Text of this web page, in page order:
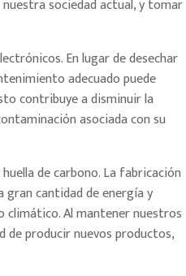
sociedad actual, y tomar
En lugar de desechar
adecuado puede
contribuye a disminuir la
asociada con su
de carbono. La fabricación
cantidad de energía y
climático. Al mantener nuestros
de producir nuevos productos,